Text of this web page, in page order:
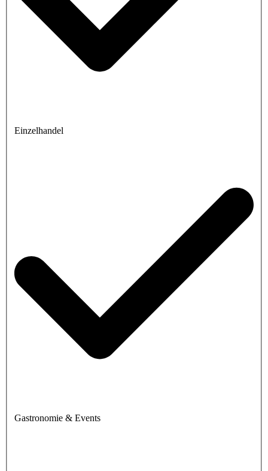
Einzelhandel
Gastronomie & Events